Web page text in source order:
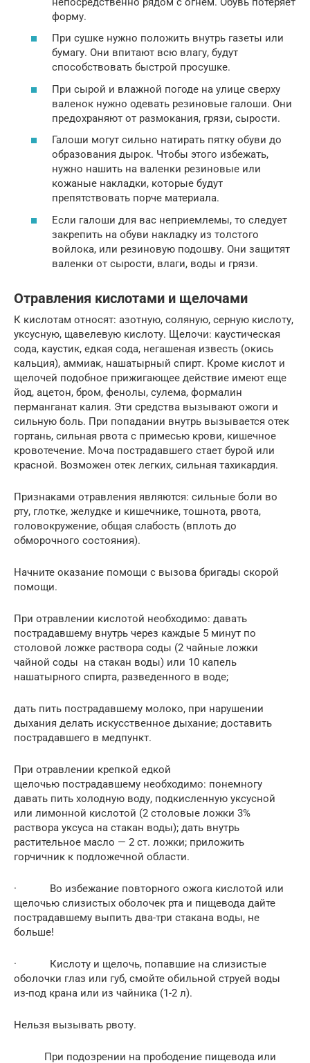
форму.
При сушке нужно положить внутрь газеты или
бумагу. Они впитают всю влагу, будут
способствовать быстрой просушке.
При сырой и влажной погоде на улице сверху
валенок нужно одевать резиновые галоши. Они
предохраняют от размокания, грязи, сырости.
Галоши могут сильно натирать пятку обуви до
образования дырок. Чтобы этого избежать,
нужно нашить на валенки резиновые или
кожаные накладки, которые будут
препятствовать порче материала.
Если галоши для вас неприемлемы, то следует
закрепить на обуви накладку из толстого
войлока, или резиновую подошву. Они защитят
валенки от сырости, влаги, воды и грязи.
Отравления кислотами и щелочами
К кислотам относят: азотную, соляную, серную кислоту,
уксусную, щавелевую кислоту. Щелочи: каустическая
сода, каустик, едкая сода, негашеная известь (окись
кальция), аммиак, нашатырный спирт. Кроме кислот и
щелочей подобное прижигающее действие имеют еще
йод, ацетон, бром, фенолы, сулема, формалин
перманганат калия. Эти средства вызывают ожоги и
сильную боль. При попадании внутрь вызывается отек
гортань, сильная рвота с примесью крови, кишечное
кровотечение. Моча пострадавшего стает бурой или
красной. Возможен отек легких, сильная тахикардия.
Признаками отравления являются: сильные боли во
рту, глотке, желудке и кишечнике, тошнота, рвота,
головокружение, общая слабость (вплоть до
обморочного состояния).
Начните оказание помощи с вызова бригады скорой
помощи.
При отравлении кислотой необходимо: давать
пострадавшему внутрь через каждые 5 минут по
столовой ложке раствора соды (2 чайные ложки
чайной соды на стакан воды) или 10 капель
нашатырного спирта, разведенного в воде;
дать пить пострадавшему молоко, при нарушении
дыхания делать искусственное дыхание; доставить
пострадавшего в медпункт.
При отравлении крепкой едкой
щелочью пострадавшему необходимо: понемногу
давать пить холодную воду, подкисленную уксусной
или лимонной кислотой (2 столовые ложки 3%
раствора уксуса на стакан воды); дать внутрь
растительное масло — 2 ст. ложки; приложить
горчичник к подложечной области.
· Во избежание повторного ожога кислотой или
щелочью слизистых оболочек рта и пищевода дайте
пострадавшему выпить два-три стакана воды, не
больше!
· Кислоту и щелочь, попавшие на слизистые
оболочки глаз или губ, смойте обильной струей воды
из-под крана или из чайника (1-2 л).
Нельзя вызывать рвоту.
При подозрении на прободение пищевода или